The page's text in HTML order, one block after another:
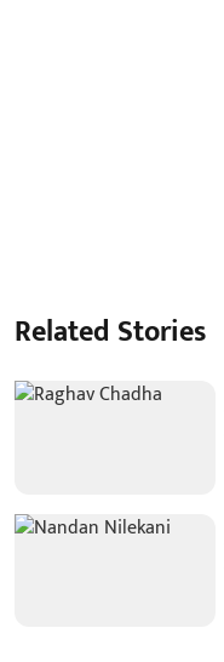
Related Stories